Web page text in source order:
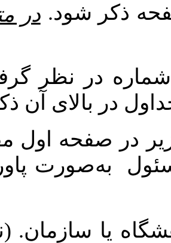
ذکر شود. در
در نظر
در بالای آن
در صفحه اول
به‌صورت
یا سازمان.